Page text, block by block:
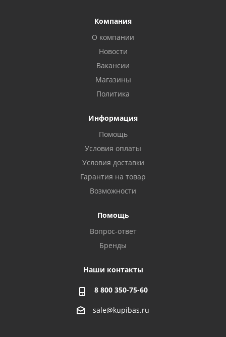
Компания
О компании
Новости
Вакансии
Магазины
Политика
Информация
Помощь
Условия оплаты
Условия доставки
Гарантия на товар
Возможности
Помощь
Вопрос-ответ
Бренды
Наши контакты
8 800 350-75-60
sale@kupibas.ru